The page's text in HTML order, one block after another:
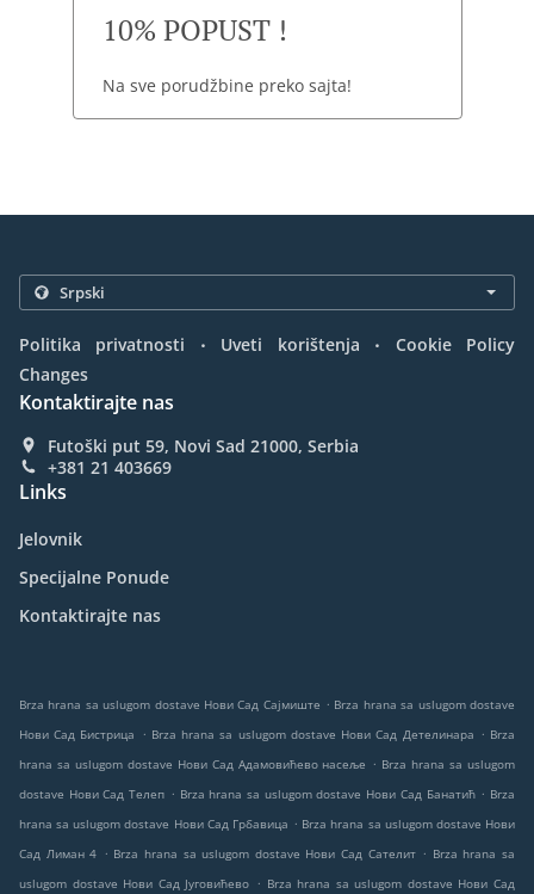
10% POPUST !
Na sve porudžbine preko sajta!
Politika privatnosti . Uveti korištenja .
Cookie Policy
Changes
Kontaktirajte nas
Futoški put 59, Novi Sad 21000, Serbia
+381 21 403669
Links
Jelovnik
Specijalne Ponude
Kontaktirajte nas
Brza hrana sa uslugom dostave Нови Сад Сајмиште . Brza hrana sa uslugom dostave
Нови Сад Бистрица
. Brza hrana sa uslugom dostave Нови Сад Детелинара . Brza
hrana sa uslugom dostave Нови Сад Адамовићево насеље . Brza hrana sa uslugom
dostave Нови Сад Телеп . Brza hrana sa uslugom dostave Нови Сад Банатић . Brza
hrana sa uslugom dostave Нови Сад Грбавица . Brza hrana sa uslugom dostave Нови
Сад Лиман 4 . Brza hrana sa uslugom dostave Нови Сад Сателит . Brza hrana sa
uslugom dostave Нови Сад Југовићево . Brza hrana sa uslugom dostave Нови Сад